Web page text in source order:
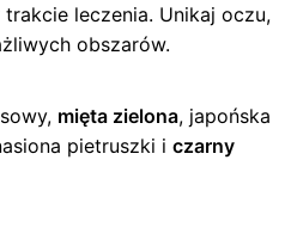
leczenia. Unikaj oczu,
obszarów.
mięta zielona, japońska
pietruszki i czarny